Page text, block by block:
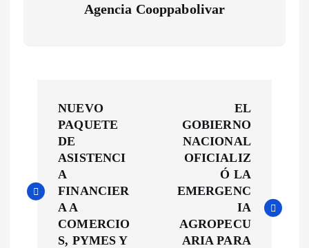
Agencia Cooppabolivar
e
NUEVO
PAQUETE
DE
ASISTENCI
A
FINANCIER
A A
COMERCIO
S, PYMES Y
EL
GOBIERNO
NACIONAL
OFICIALIZ
Ó LA
EMERGENC
IA
AGROPECU
ARIA PARA